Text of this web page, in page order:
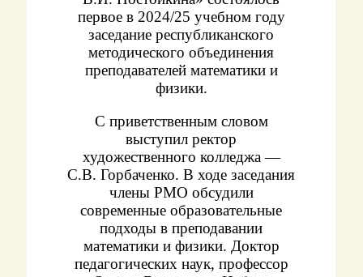
первое в 2024/25 учебном году
заседание республиканского
методического объединения
преподавателей математики и
физики.
С приветственным словом
выступил ректор
художественного колледжа —
С.В. Горбаченко. В ходе заседания
члены РМО обсудили
современные образовательные
подходы в преподавании
математики и физики. Доктор
педагогических наук, профессор